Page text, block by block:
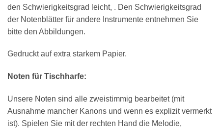
den Schwierigkeitsgrad leicht, . Den Schwierigkeitsgrad
der Notenblätter für andere Instrumente entnehmen Sie
bitte den Abbildungen.
Gedruckt auf extra starkem Papier.
Noten für Tischharfe:
Unsere Noten sind alle zweistimmig bearbeitet (mit
Ausnahme mancher Kanons und wenn es explizit vermerkt
ist). Spielen Sie mit der rechten Hand die Melodie,